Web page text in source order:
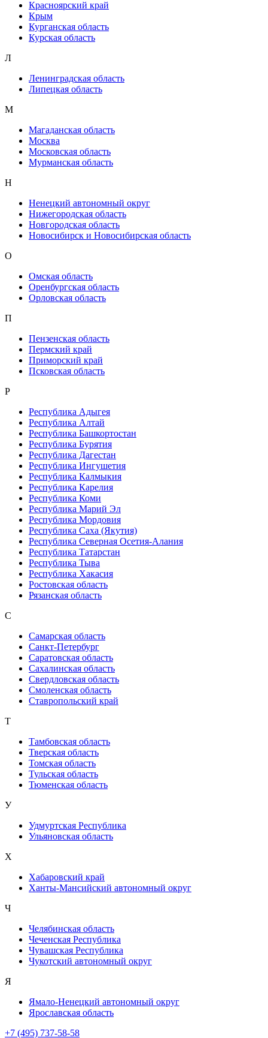
Красноярский край
Крым
Курганская область
Курская область
Л
Ленинградская область
Липецкая область
М
Магаданская область
Москва
Московская область
Мурманская область
Н
Ненецкий автономный округ
Нижегородская область
Новгородская область
Новосибирск и Новосибирская область
О
Омская область
Оренбургская область
Орловская область
П
Пензенская область
Пермский край
Приморский край
Псковская область
Р
Республика Адыгея
Республика Алтай
Республика Башкортостан
Республика Бурятия
Республика Дагестан
Республика Ингушетия
Республика Калмыкия
Республика Карелия
Республика Коми
Республика Марий Эл
Республика Мордовия
Республика Саха (Якутия)
Республика Северная Осетия-Алания
Республика Татарстан
Республика Тыва
Республика Хакасия
Ростовская область
Рязанская область
С
Самарская область
Санкт-Петербург
Саратовская область
Сахалинская область
Свердловская область
Смоленская область
Ставропольский край
Т
Тамбовская область
Тверская область
Томская область
Тульская область
Тюменская область
У
Удмуртская Республика
Ульяновская область
Х
Хабаровский край
Ханты-Мансийский автономный округ
Ч
Челябинская область
Чеченская Республика
Чувашская Республика
Чукотский автономный округ
Я
Ямало-Ненецкий автономный округ
Ярославская область
+7 (495) 737-58-58